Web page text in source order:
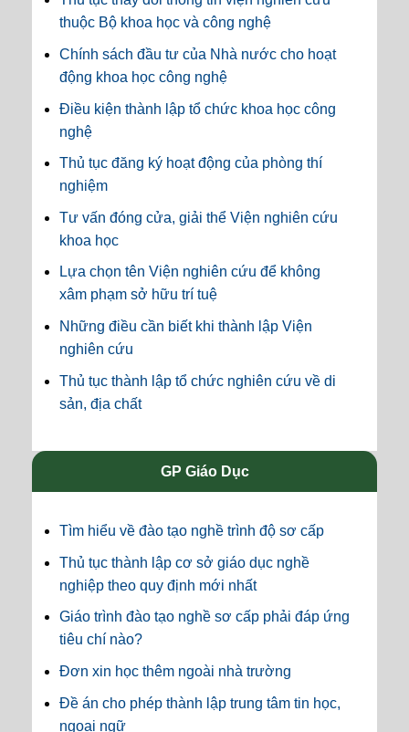
thuộc Bộ khoa học và công nghệ
Chính sách đầu tư của Nhà nước cho hoạt
động khoa học công nghệ
Điều kiện thành lập tổ chức khoa học công
nghệ
Thủ tục đăng ký hoạt động của phòng thí
nghiệm
Tư vấn đóng cửa, giải thể Viện nghiên cứu
khoa học
Lựa chọn tên Viện nghiên cứu để không
xâm phạm sở hữu trí tuệ
Những điều cần biết khi thành lập Viện
nghiên cứu
Thủ tục thành lập tổ chức nghiên cứu về di
sản, địa chất
GP Giáo Dục
Tìm hiểu về đào tạo nghề trình độ sơ cấp
Thủ tục thành lập cơ sở giáo dục nghề
nghiệp theo quy định mới nhất
Giáo trình đào tạo nghề sơ cấp phải đáp ứng
tiêu chí nào?
Đơn xin học thêm ngoài nhà trường
Đề án cho phép thành lập trung tâm tin học,
ngoại ngữ